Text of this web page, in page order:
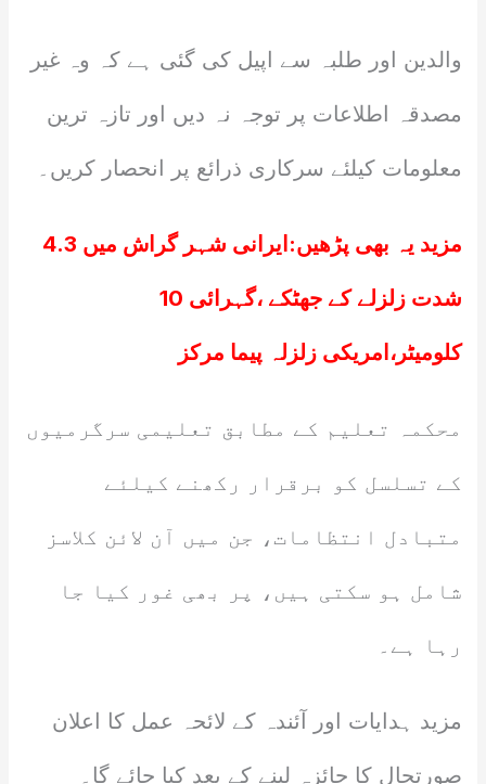
والدین اور طلبہ سے اپیل کی گئی ہے کہ وہ غیر
مصدقہ اطلاعات پر توجہ نہ دیں اور تازہ ترین
معلومات کیلئے سرکاری ذرائع پر انحصار کریں۔
مزید یہ بھی پڑھیں: ایرانی شہر گراش میں 4.3
شدت زلزلے کے جھٹکے ،گہرائی 10
کلومیٹر،امریکی زلزلہ پیما مرکز
محکمہ تعلیم کے مطابق تعلیمی سرگرمیوں
کے تسلسل کو برقرار رکھنے کیلئے
متبادل انتظامات، جن میں آن لائن کلاسز
شامل ہو سکتی ہیں، پر بھی غور کیا جا
رہا ہے۔
مزید ہدایات اور آئندہ کے لائحہ عمل کا اعلان
صورتحال کا جائزہ لینے کے بعد کیا جائے گا۔